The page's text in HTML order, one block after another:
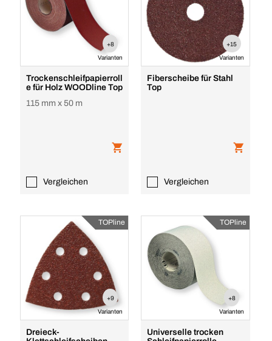
+8
Varianten
Trockenschleifpapierroll
e für Holz WOODline Top
115 mm x 50 m
Vergleichen
+15
Varianten
Fiberscheibe für Stahl
Top
Vergleichen
TOPline
+9
Varianten
Dreieck-
TOPline
+8
Varianten
Universelle trocken